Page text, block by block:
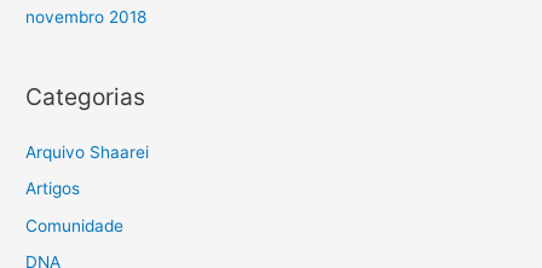
novembro 2018
Categorias
Arquivo Shaarei
Artigos
Comunidade
DNA